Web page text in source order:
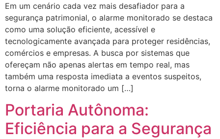
Em um cenário cada vez mais desafiador para a
segurança patrimonial, o alarme monitorado se destaca
como uma solução eficiente, acessível e
tecnologicamente avançada para proteger residências,
comércios e empresas. A busca por sistemas que
ofereçam não apenas alertas em tempo real, mas
também uma resposta imediata a eventos suspeitos,
torna o alarme monitorado um […]
Portaria Autônoma:
Eficiência para a Segurança